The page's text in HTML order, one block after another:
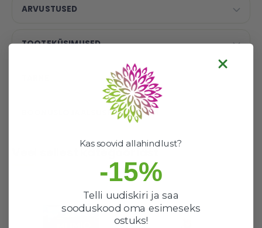
ARVUSTUSED
TOOTEKÜSIMUSED
BOONUSLOJAALSUSPROGRAMM
Veel sellest kategooriast
Kas soovid allahindlust?
-15%
Telli uudiskiri ja saa
sooduskood oma esimeseks
ostuks!